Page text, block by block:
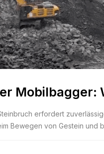
Mobilbagger:
erfordert
Bewegen von Gestein und